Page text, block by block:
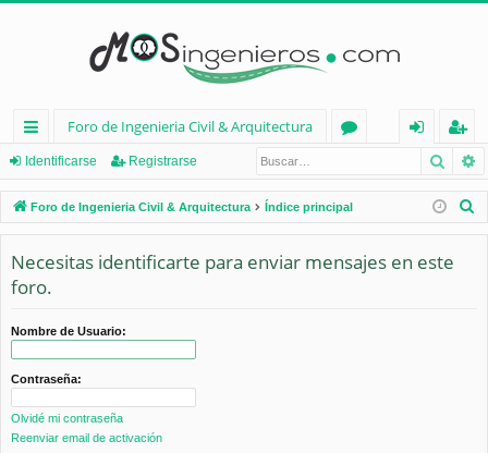
nl
ac
es
rá
pi
d
os
Foro de Ingenieria Civil & Arquitectura
os
nt
ifi
ca
eg
ist
ra
Identificarse Registrarse
Foro de Ingenieria Civil & Arquitectura Índice principal
Necesitas identificarte para enviar mensajes en este
foro.
Nombre de Usuario:
Contraseña:
Olvidé mi contraseña
Reenviar email de activación